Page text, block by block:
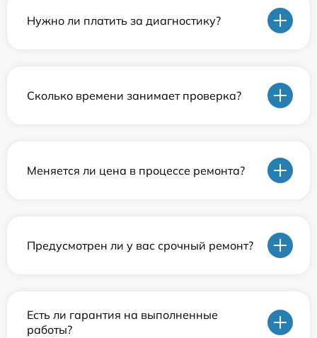
Нужно ли платить за диагностику?
Сколько времени занимает проверка?
Меняется ли цена в процессе ремонта?
Предусмотрен ли у вас срочный ремонт?
Есть ли гарантия на выполненные
работы?